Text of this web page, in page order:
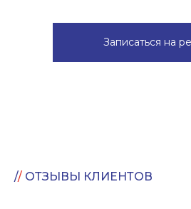
Записаться на
// ОТЗЫВЫ КЛИЕНТОВ